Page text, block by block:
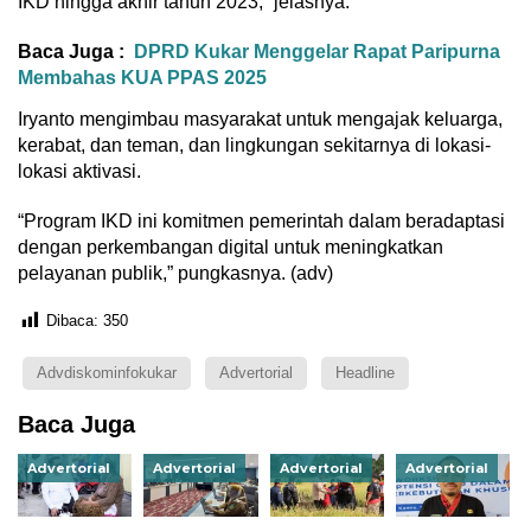
Baca Juga :
DPRD Kukar Menggelar Rapat Paripurna
Membahas KUA PPAS 2025
Iryanto mengimbau masyarakat untuk mengajak keluarga,
kerabat, dan teman, dan lingkungan sekitarnya di lokasi-
lokasi aktivasi.
“Program IKD ini komitmen pemerintah dalam beradaptasi
dengan perkembangan digital untuk meningkatkan
pelayanan publik,” pungkasnya. (adv)
Dibaca: 350
Advdiskominfokukar Advertorial Headline
Baca Juga
Advertorial Advertorial Advertorial Advertorial